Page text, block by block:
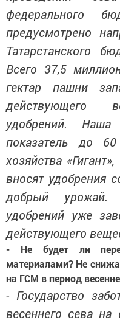
федерального
предусмотрено
Татарстанского
Всего 37,5
гектар пашни
действующего
удобрений.
показатель до
хозяйства
вносят удобрения
добрый урожай.
удобрений уже
действующего
- Не будет ли
материалами? Не
на ГСМ в период
- Государство
весеннего сева на